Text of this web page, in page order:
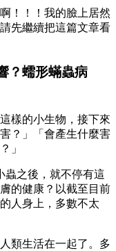
！！！我的臉上居然
先繼續把這篇文章看
？蠕形蟎蟲病
樣的小生物，接下來
？」「會產生什麼害
」
蟲之後，就不停有這
的健康？以截至目前
人身上，多數不太
類生活在一起了。多